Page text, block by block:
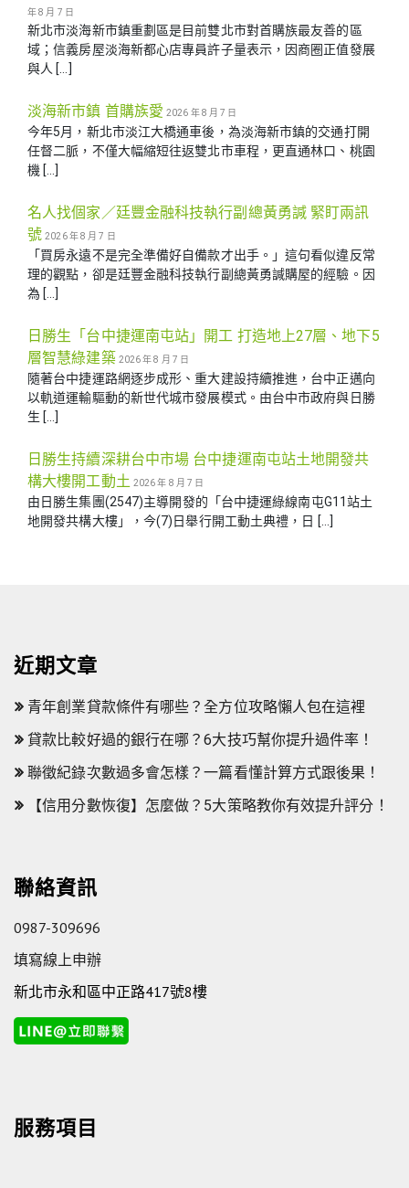
年 8 月 7 日
新北市淡海新市鎮重劃區是目前雙北市對首購族最友善的區
域；信義房屋淡海新都心店專員許子量表示，因商圈正值發展
與人 […]
淡海新市鎮 首購族愛 2026 年 8 月 7 日
今年5月，新北市淡江大橋通車後，為淡海新市鎮的交通打開
任督二脈，不僅大幅縮短往返雙北市車程，更直通林口、桃園
機 […]
名人找個家／廷豐金融科技執行副總黃勇諴 緊盯兩訊
號 2026 年 8 月 7 日
「買房永遠不是完全準備好自備款才出手。」這句看似違反常
理的觀點，卻是廷豐金融科技執行副總黃勇諴購屋的經驗。因
為 […]
日勝生「台中捷運南屯站」開工 打造地上27層、地下5
層智慧綠建築 2026 年 8 月 7 日
隨著台中捷運路網逐步成形、重大建設持續推進，台中正邁向
以軌道運輸驅動的新世代城市發展模式。由台中市政府與日勝
生 […]
日勝生持續深耕台中市場 台中捷運南屯站土地開發共
構大樓開工動土 2026 年 8 月 7 日
由日勝生集團(2547)主導開發的「台中捷運綠線南屯G11站土
地開發共構大樓」，今(7)日舉行開工動土典禮，日 […]
近期文章
青年創業貸款條件有哪些？全方位攻略懶人包在這裡
貸款比較好過的銀行在哪？6大技巧幫你提升過件率！
聯徵紀錄次數過多會怎樣？一篇看懂計算方式跟後果！
【信用分數恢復】怎麼做？5大策略教你有效提升評分！
聯絡資訊
0987-309696
填寫線上申辦
新北市永和區中正路417號8樓
服務項目